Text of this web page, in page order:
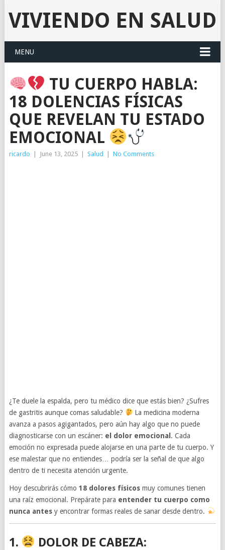
VIVIENDO EN SALUD
MENU
TU CUERPO HABLA:
18 DOLENCIAS FÍSICAS
QUE REVELAN TU ESTADO
EMOCIONAL
ricardo | June 13, 2025 | Salud | No Comments
¿Te duele la espalda, pero tu médico dice que estás bien? ¿Sufres
de gastritis aunque comas saludable?
La medicina moderna
avanza a pasos agigantados, pero aún hay algo que no puede
diagnosticarse con un escáner: el dolor emocional . Cada
emoción no expresada puede alojarse en una parte de tu cuerpo. Y
ese malestar que no entiendes… podría ser la señal de que algo
dentro de ti necesita atención urgente.
Hoy descubrirás cómo 18 dolores físicosmuy comunes tienen
una raíz emocional. Prepárate para entender tu cuerpo como
nunca antesy encontrar formas reales de sanar desde dentro.
1.
DOLOR DE CABEZA: